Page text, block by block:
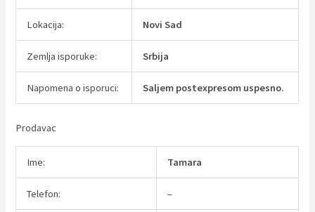
Lokacija: Novi Sad
Zemlja isporuke: Srbija
Napomena o isporuci: Saljem postexpresom uspesno.
Prodavac
Ime: Tamara
Telefon: –